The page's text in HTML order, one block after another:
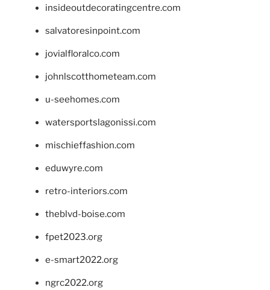
insideoutdecoratingcentre.com
salvatoresinpoint.com
jovialfloralco.com
johnlscotthometeam.com
u-seehomes.com
watersportslagonissi.com
mischieffashion.com
eduwyre.com
retro-interiors.com
theblvd-boise.com
fpet2023.org
e-smart2022.org
ngrc2022.org